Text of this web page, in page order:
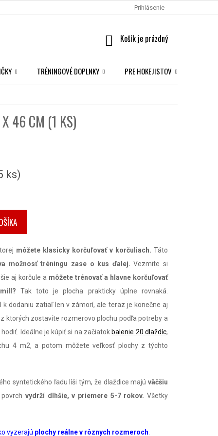
Prihlásenie
NÁKUPNÝ
TRÉNINGOVÉ DOPLNKY PRE HOKEJISTOV
46 CM (1 KS)
ks)
môžete klasicky korčuľovať v korčuliach. Táto
možnosť tréningu zase o kus ďalej. Vezmite si
aj korčule a môžete trénovať a hlavne korčuľovať
Tak toto je plocha prakticky úplne rovnaká.
k dodaniu zatiaľ len v zámorí, ale teraz je konečne aj
z ktorých zostavíte rozmerovo plochu podľa potreby a
Ideálne je kúpiť si na začiatok balenie 20 dlaždíc,
4 m2, a potom môžete veľkosť plochy z týchto
syntetického ľadu líši tým, že dlaždice majú väčšiu
vydrží dlhšie, v priemere 5-7 rokov. Všetky
vyzerajú plochy reálne v rôznych rozmeroch